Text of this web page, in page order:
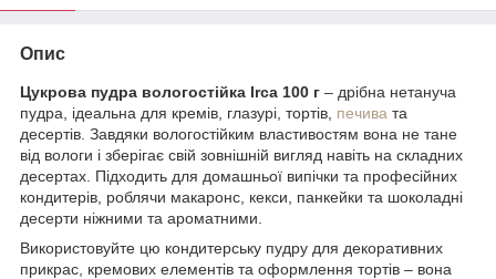
Опис
Цукрова пудра вологостійка Irca 100 г – дрібна нетануча
пудра, ідеальна для кремів, глазурі, тортів, печива та
десертів. Завдяки вологостійким властивостям вона не тане
від вологи і зберігає свій зовнішній вигляд навіть на складних
десертах. Підходить для домашньої випічки та професійних
кондитерів, роблячи макаронс, кекси, панкейки та шоколадні
десерти ніжними та ароматними.
Використовуйте цю кондитерську пудру для декоративних
прикрас, кремових елементів та оформлення тортів – вона